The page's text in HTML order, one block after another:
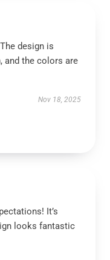
design is
and the colors are
Nov 18, 2025
It’s
looks fantastic